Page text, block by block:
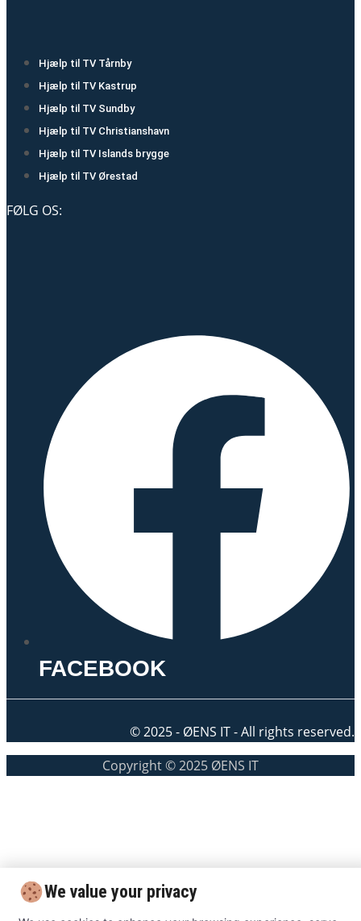
Hjælp til TV Tårnby
Hjælp til TV Kastrup
Hjælp til TV Sundby
Hjælp til TV Christianshavn
Hjælp til TV Islands brygge
Hjælp til TV Ørestad
FØLG OS:
FACEBOOK
© 2025 - ØENS IT - All rights reserved.
Copyright © 2025 ØENS IT
We value your privacy